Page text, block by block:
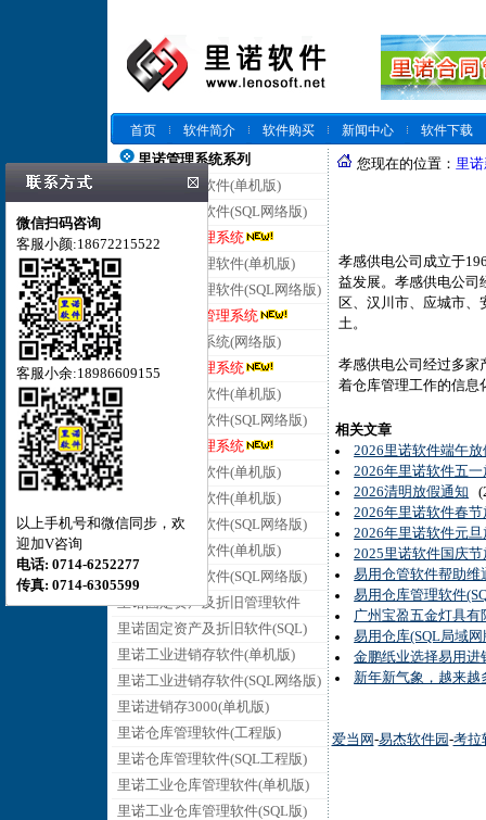
首页 软件简介 软件购买 新闻中心
软件下载
里诺管理系统系列
里诺仓库管理软件(单机版)
里诺仓库管理软件(SQL网络版)
里诺云仓库管理系统
里诺进销存管理软件(单机版)
里诺进销存管理软件(SQL网络版)
里诺云进销存管理系统
里诺客户管理系统(网络版)
里诺云客户管理系统
里诺合同管理软件(单机版)
里诺合同管理软件(SQL网络版)
里诺云合同管理系统
里诺会员管理软件(单机版)
里诺销售管理软件(单机版)
里诺销售管理软件(SQL网络版)
里诺采购管理软件(单机版)
里诺采购管理软件(SQL网络版)
里诺固定资产及折旧管理软件
里诺固定资产及折旧软件(SQL)
里诺工业进销存软件(单机版)
里诺工业进销存软件(SQL网络版)
里诺进销存3000(单机版)
里诺仓库管理软件(工程版)
里诺仓库管理软件(SQL工程版)
里诺工业仓库管理软件(单机版)
里诺工业仓库管理软件(SQL版)
您现在的位置： 里
孝感供电公司成立于
益发展。孝感供电公司
区、汉川市、应城市
土。
孝感供电公司经过多家
着仓库管理工作的信息
相关文章
2026里诺软件端午
2026年里诺软件五
2026清明放假通知
2026年里诺软件春
2026年里诺软件元
2025里诺软件国庆
易用仓管软件帮助维
易用仓库管理软件
广州宝盈五金灯具
易用仓库(SQL局域
金鹏纸业选择易用进
新年新气象，越来
爱当网 -易杰软件园 -考拉
微信扫码咨询
客服小颜:18672215522
客服小余:18986609155
以上手机号和微信同步，欢
迎加V咨询
电话: 0714-6252277
传真: 0714-6305599